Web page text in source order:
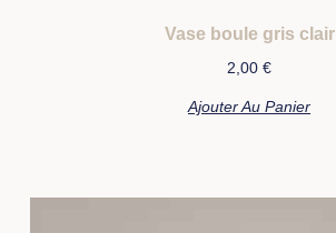
Vase boule gris clair
2,00 €
Ajouter Au Panier